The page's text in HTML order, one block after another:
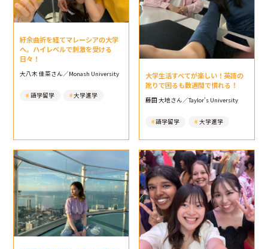
紆余曲折を経てマレーシアの大学
へ。ハイレベルで刺激を受ける
日々！
大八木 佳菜さん／Monash University
語学留学 大学進学
大学生活すべてが楽しい！英語の
訛りで困るも数週間で慣れる！
藤田 大地さん／Taylor’s University
語学留学 大学進学